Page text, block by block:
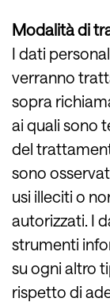
Modalità di
I dati
verranno
sopra
ai quali sono
del
sono
usi illeciti o
autorizzati. I
strumenti
su ogni altro
rispetto di